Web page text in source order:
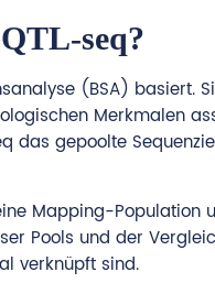
seq?
(BSA) basiert.
Merkmalen
gepoolte
Mapping-
Pools und der
verknüpft sind.